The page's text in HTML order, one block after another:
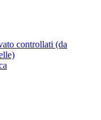
controllati (da